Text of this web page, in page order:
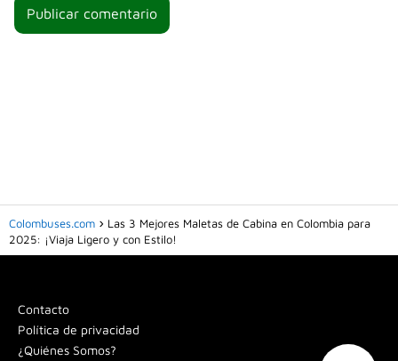
Colombuses.com
Las 3 Mejores Maletas de Cabina en Colombia para
2025: ¡Viaja Ligero y con Estilo!
Contacto
Política de privacidad
¿Quiénes Somos?